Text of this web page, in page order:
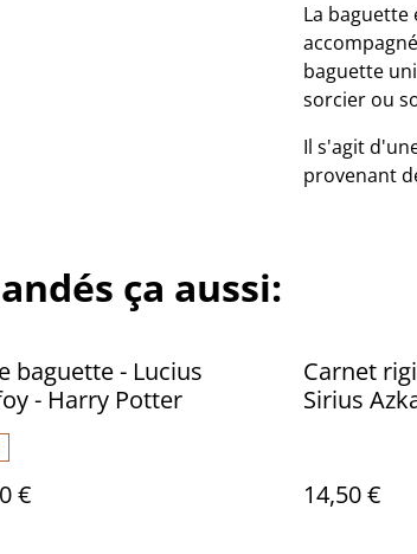
La
baguette
sorcier ou
Il s'agit
provenant
ça aussi:
baguette - Lucius
- Harry Potter
€
Carnet
Sirius
14,50 €